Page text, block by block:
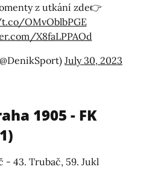
z utkání zde👉
OMvOblbPGE
X8faLPPAOd
July 30, 2023
1905 - FK
- 43. Trubač, 59. Jukl